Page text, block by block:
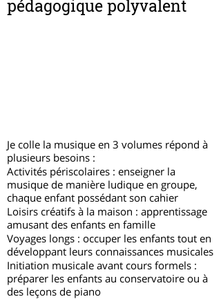
pédagogique polyvalent
Je colle la musique en 3 volumes répond à
plusieurs besoins :
Activités périscolaires : enseigner la
musique de manière ludique en groupe,
chaque enfant possédant son cahier
Loisirs créatifs à la maison : apprentissage
amusant des enfants en famille
Voyages longs : occuper les enfants tout en
développant leurs connaissances musicales
Initiation musicale avant cours formels :
préparer les enfants au conservatoire ou à
des leçons de piano